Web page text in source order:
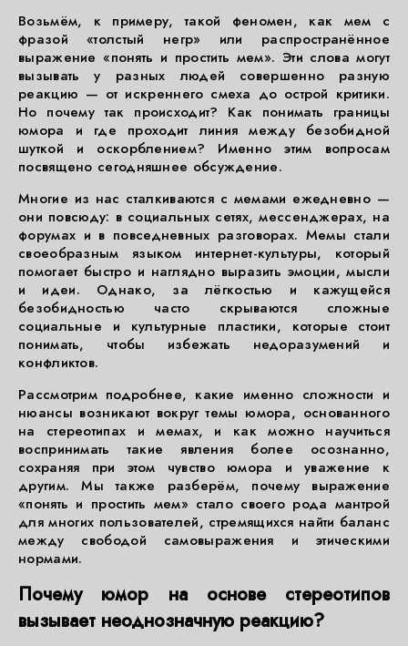
Возьмём, к примеру, такой феномен, как мем с
фразой «толстый негр» или распространённое
выражение «понять и простить мем». Эти слова могут
вызывать у разных людей совершенно разную
реакцию — от искреннего смеха до острой критики.
Но почему так происходит? Как понимать границы
юмора и где проходит линия между безобидной
шуткой и оскорблением? Именно этим вопросам
посвящено сегодняшнее обсуждение.
Многие из нас сталкиваются с мемами ежедневно —
они повсюду: в социальных сетях, мессенджерах, на
форумах и в повседневных разговорах. Мемы стали
своеобразным языком интернет-культуры, который
помогает быстро и наглядно выразить эмоции, мысли
и идеи. Однако, за лёгкостью и кажущейся
безобидностью часто скрываются сложные
социальные и культурные пластики, которые стоит
понимать, чтобы избежать недоразумений и
конфликтов.
Рассмотрим подробнее, какие именно сложности и
нюансы возникают вокруг темы юмора, основанного
на стереотипах и мемах, и как можно научиться
воспринимать такие явления более осознанно,
сохраняя при этом чувство юмора и уважение к
другим. Мы также разберём, почему выражение
«понять и простить мем» стало своего рода мантрой
для многих пользователей, стремящихся найти баланс
между свободой самовыражения и этическими
нормами.
Почему юмор на основе стереотипов
вызывает неоднозначную реакцию?